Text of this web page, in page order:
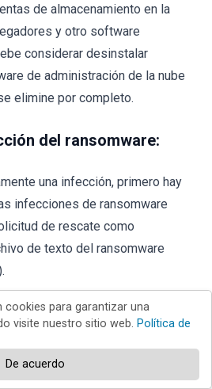
de almacenamiento en la
y otro software
considerar desinstalar
de administración de la nube
elimine por completo.
del ransomware:
una infección, primero hay
infecciones de ransomware
de rescate como
de texto del ransomware
cookies para garantizar una
visite nuestro sitio web. Política de
De acuerdo